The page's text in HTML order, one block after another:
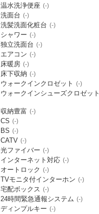
温水洗浄便座 (-)
洗面台 (-)
洗髪洗面化粧台 (-)
シャワー (-)
独立洗面台 (-)
エアコン (-)
床暖房 (-)
床下収納 (-)
ウォークインクロゼット (-)
ウォークインシューズクロゼット
収納豊富 (-)
CS (-)
BS (-)
CATV (-)
光ファイバー (-)
インターネット対応 (-)
オートロック (-)
TVモニタ付インターホン (-)
宅配ボックス (-)
24時間緊急通報システム (-)
ディンプルキー (-)